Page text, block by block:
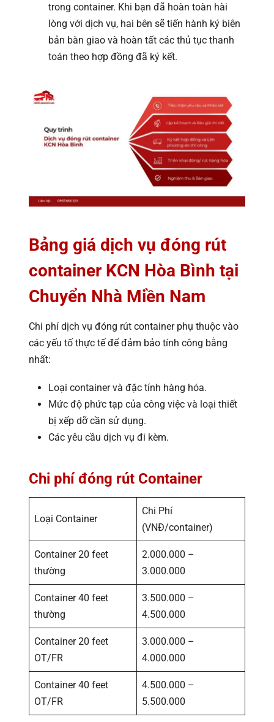
trong container. Khi bạn đã hoàn toàn hài
lòng với dịch vụ, hai bên sẽ tiến hành ký biên
bản bàn giao và hoàn tất các thủ tục thanh
toán theo hợp đồng đã ký kết.
Bảng giá dịch vụ đóng rút
container KCN Hòa Bình tại
Chuyển Nhà Miền Nam
Chi phí dịch vụ đóng rút container phụ thuộc vào
các yếu tố thực tế để đảm bảo tính công bằng
nhất:
Loại container và đặc tính hàng hóa.
Mức độ phức tạp của công việc và loại thiết
bị xếp dỡ cần sử dụng.
Các yêu cầu dịch vụ đi kèm.
Chi phí đóng rút Container
Loại Container
Chi Phí
(VNĐ/container)
Container 20 feet
thường
2.000.000 –
3.000.000
Container 40 feet
thường
3.500.000 –
4.500.000
Container 20 feet
OT/FR
3.000.000 –
4.000.000
Container 40 feet
OT/FR
4.500.000 –
5.500.000